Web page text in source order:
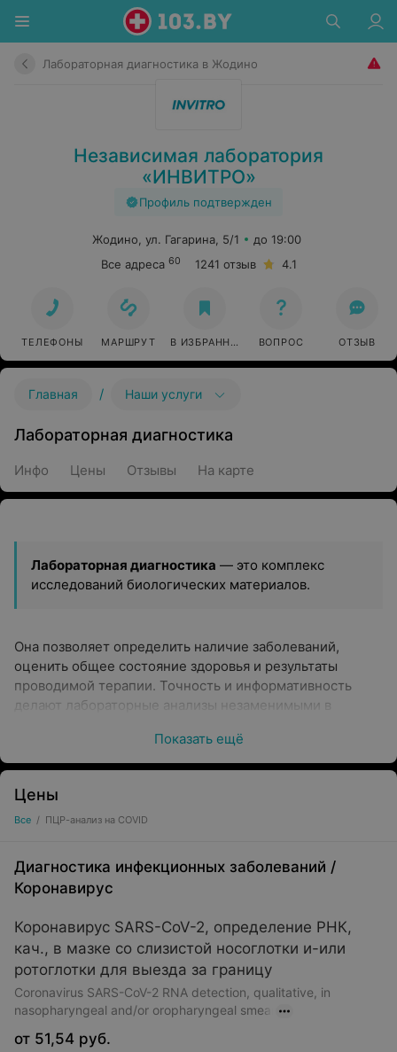
Лабораторная диагностика в Жодино
Независимая лаборатория
«ИНВИТРО»
Профиль подтвержден
Жодино, ул. Гагарина, 5/1
до 19:00
Все адреса 60 1241 отзыв 4.1
ТЕЛЕФОНЫ МАРШРУТ В ИЗБРАННОЕ ВОПРОС ОТЗЫВ
Главная / Наши услуги
Лабораторная диагностика
Инфо Цены Отзывы На карте
Лабораторная диагностика — это комплекс
исследований биологических материалов.
Она позволяет определить наличие заболеваний,
оценить общее состояние здоровья и результаты
проводимой терапии. Точность и информативность
делают лабораторные анализы незаменимыми в
Основные направления лабораторных
медицинских направлений. Среди них:
Клинические исследования крови— могут
позволить оценить уровень гемоглобина, выявить
анемию, воспалительные процессы и другие
Показать ещё
Цены
Все / ПЦР-анализ на COVID
Диагностика инфекционных заболеваний /
Коронавирус
Коронавирус SARS-CoV-2, определение РНК,
кач., в мазке со слизистой носоглотки и-или
ротоглотки для выезда за границу
Coronavirus SARS-CoV-2 RNA detection, qualitative, in
nasopharyngeal and/or oropharyngeal smear
от 51,54 руб.